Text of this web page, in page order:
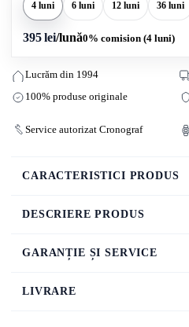
4 luni 6 luni 12 luni 36 luni
395 lei/lună0% comision (4 luni)
Lucrăm din 1994
100% produse originale
Service autorizat Cronograf
CARACTERISTICI PRODUS
DESCRIERE PRODUS
GARANȚIE ȘI SERVICE
LIVRARE